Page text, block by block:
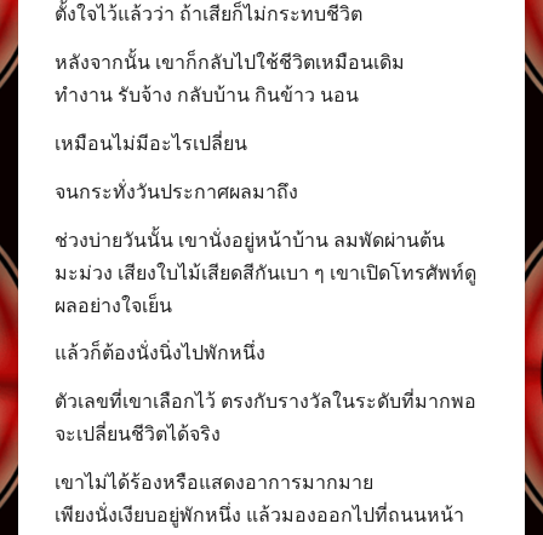
ตั้งใจไว้แล้วว่า ถ้าเสียก็ไม่กระทบชีวิต
หลังจากนั้น เขาก็กลับไปใช้ชีวิตเหมือนเดิม
ทำงาน รับจ้าง กลับบ้าน กินข้าว นอน
เหมือนไม่มีอะไรเปลี่ยน
จนกระทั่งวันประกาศผลมาถึง
ช่วงบ่ายวันนั้น เขานั่งอยู่หน้าบ้าน ลมพัดผ่านต้น
มะม่วง เสียงใบไม้เสียดสีกันเบา ๆ เขาเปิดโทรศัพท์ดู
ผลอย่างใจเย็น
แล้วก็ต้องนั่งนิ่งไปพักหนึ่ง
ตัวเลขที่เขาเลือกไว้ ตรงกับรางวัลในระดับที่มากพอ
จะเปลี่ยนชีวิตได้จริง
เขาไม่ได้ร้องหรือแสดงอาการมากมาย
เพียงนั่งเงียบอยู่พักหนึ่ง แล้วมองออกไปที่ถนนหน้า